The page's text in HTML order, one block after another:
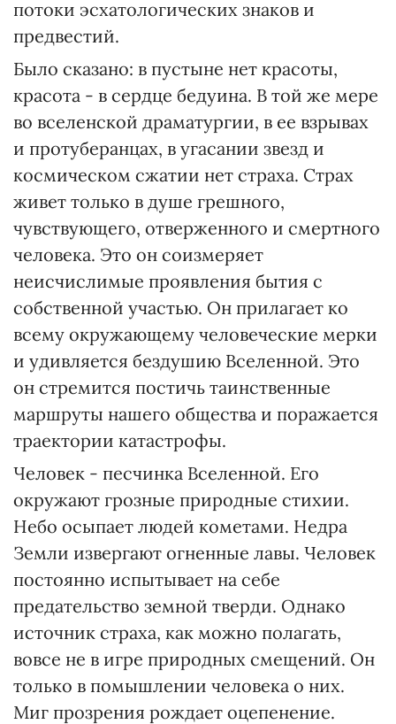
потоки эсхатологических знаков и
предвестий.
Было сказано: в пустыне нет красоты,
красота - в сердце бедуина. В той же мере
во вселенской драматургии, в ее взрывах
и протуберанцах, в угасании звезд и
космическом сжатии нет страха. Страх
живет только в душе грешного,
чувствующего, отверженного и смертного
человека. Это он соизмеряет
неисчислимые проявления бытия с
собственной участью. Он прилагает ко
всему окружающему человеческие мерки
и удивляется бездушию Вселенной. Это
он стремится постичь таинственные
маршруты нашего общества и поражается
траектории катастрофы.
Человек - песчинка Вселенной. Его
окружают грозные природные стихии.
Небо осыпает людей кометами. Недра
Земли извергают огненные лавы. Человек
постоянно испытывает на себе
предательство земной тверди. Однако
источник страха, как можно полагать,
вовсе не в игре природных смещений. Он
только в помышлении человека о них.
Миг прозрения рождает оцепенение.